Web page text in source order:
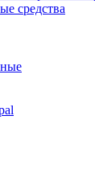
средства